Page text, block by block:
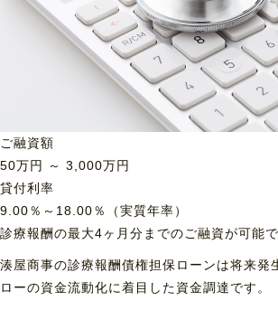
ご融資額
50万円 ～ 3,000万円
貸付利率
9.00％～18.00％（実質年率）
診療報酬の最大4ヶ月分までのご融資が可能で
湊屋商事の診療報酬債権担保ローンは将来発
ローの資金流動化に着目した資金調達です。